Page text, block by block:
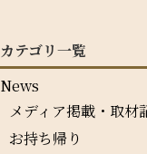
カテゴリ一覧
News
メディア掲載・取材
お持ち帰り